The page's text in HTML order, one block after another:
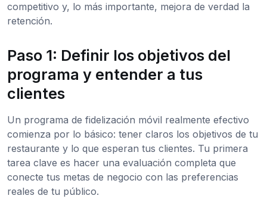
competitivo y, lo más importante, mejora de verdad la
retención.
Paso 1: Definir los objetivos del
programa y entender a tus
clientes
Un programa de fidelización móvil realmente efectivo
comienza por lo básico: tener claros los objetivos de tu
restaurante y lo que esperan tus clientes. Tu primera
tarea clave es hacer una evaluación completa que
conecte tus metas de negocio con las preferencias
reales de tu público.